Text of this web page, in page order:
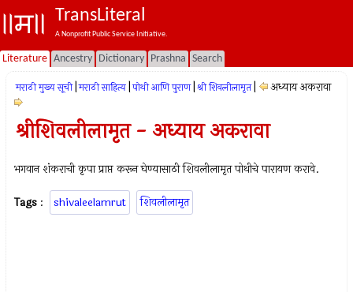
TransLiteral
A Nonprofit Public Service Initiative.
Literature Ancestry Dictionary Prashna Search
मराठी मुख्य सूची मराठी साहित्य पोथी आणि पुराण श्री शिवलीलामृत अध्याय अकरावा
श्रीशिवलीलामृत - अध्याय अकरावा
भगवान शंकराची कृपा प्राप्त करून घेण्यासाठी शिवलीलामृत पोथीचे पारायण करावे.
Tags : shivaleelamrut शिवलीलामृत